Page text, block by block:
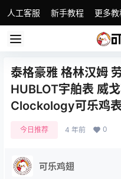
人工客服 新手教程 更多教
泰格豪雅 格林汉姆
HUBLOT宇舶表 威
Clockology可乐鸡
今日推荐 4 年前 0
可乐鸡翅